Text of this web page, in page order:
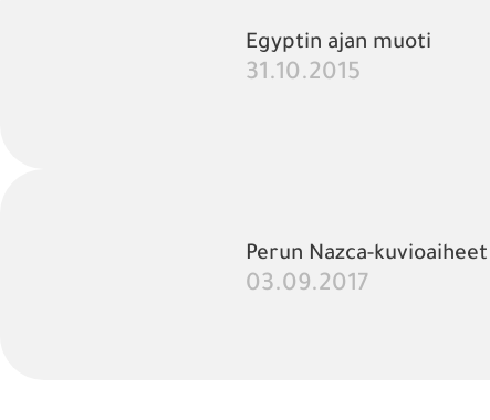
Egyptin ajan muoti
31.10.2015
Perun Nazca-kuvioaiheet
03.09.2017